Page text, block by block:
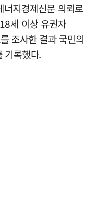
지경제신문 의뢰로
세 이상 유권자
조사한 결과 국민의
록했다.